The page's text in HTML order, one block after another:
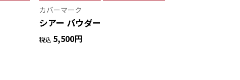
カバーマーク
シアー パウダー
税込 5,500円